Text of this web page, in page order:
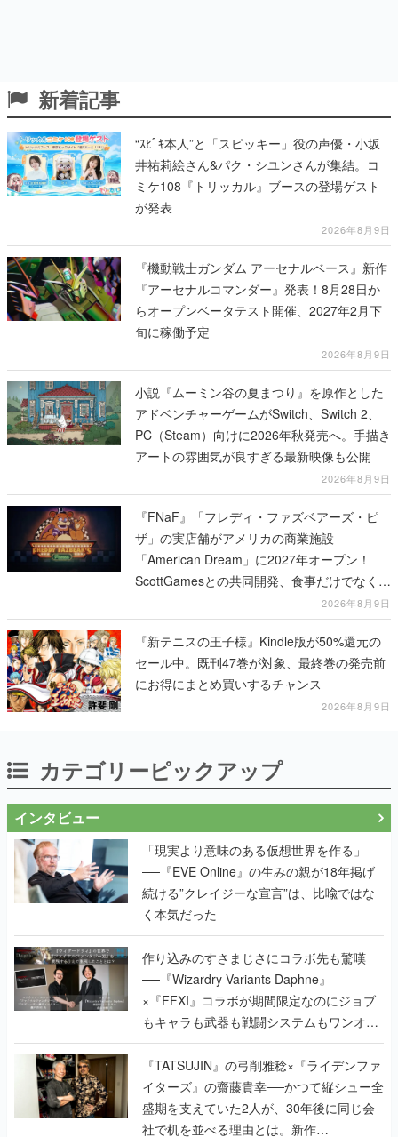
新着記事
“ｽﾋﾟｷ本人”と「スピッキー」役の声優・小坂
井祐莉絵さん&パク・シユンさんが集結。コ
ミケ108『トリッカル』ブースの登場ゲスト
が発表
2026年8月9日
『機動戦士ガンダム アーセナルベース』新作
『アーセナルコマンダー』発表！8月28日か
らオープンベータテスト開催、2027年2月下
旬に稼働予定
2026年8月9日
小説『ムーミン谷の夏まつり』を原作とした
アドベンチャーゲームがSwitch、Switch 2、
PC（Steam）向けに2026年秋発売へ。手描き
アートの雰囲気が良すぎる最新映像も公開
2026年8月9日
『FNaF』「フレディ・ファズベアーズ・ピ
ザ」の実店舗がアメリカの商業施設
「American Dream」に2027年オープン！
ScottGamesとの共同開発、食事だけでなくス
テージショーや没入型のホラー体験も楽しめ
る
2026年8月9日
『新テニスの王子様』Kindle版が50%還元の
セール中。既刊47巻が対象、最終巻の発売前
にお得にまとめ買いするチャンス
2026年8月9日
カテゴリーピックアップ
インタビュー
「現実より意味のある仮想世界を作る」
──『EVE Online』の生みの親が18年掲げ
続ける”クレイジーな宣言”は、比喩ではな
く本気だった
作り込みのすさまじさにコラボ先も驚嘆
──『Wizardry Variants Daphne』
×『FFXI』コラボが期間限定なのにジョブ
もキャラも武器も戦闘システムもワンオフ
で作り込まれた理由を両ディレクターに聞
く
『TATSUJIN』の弓削雅稔×『ライデンファ
イターズ』の齋藤貴幸──かつて縦シュー全
盛期を支えていた2人が、30年後に同じ会
社で机を並べる理由とは。新作